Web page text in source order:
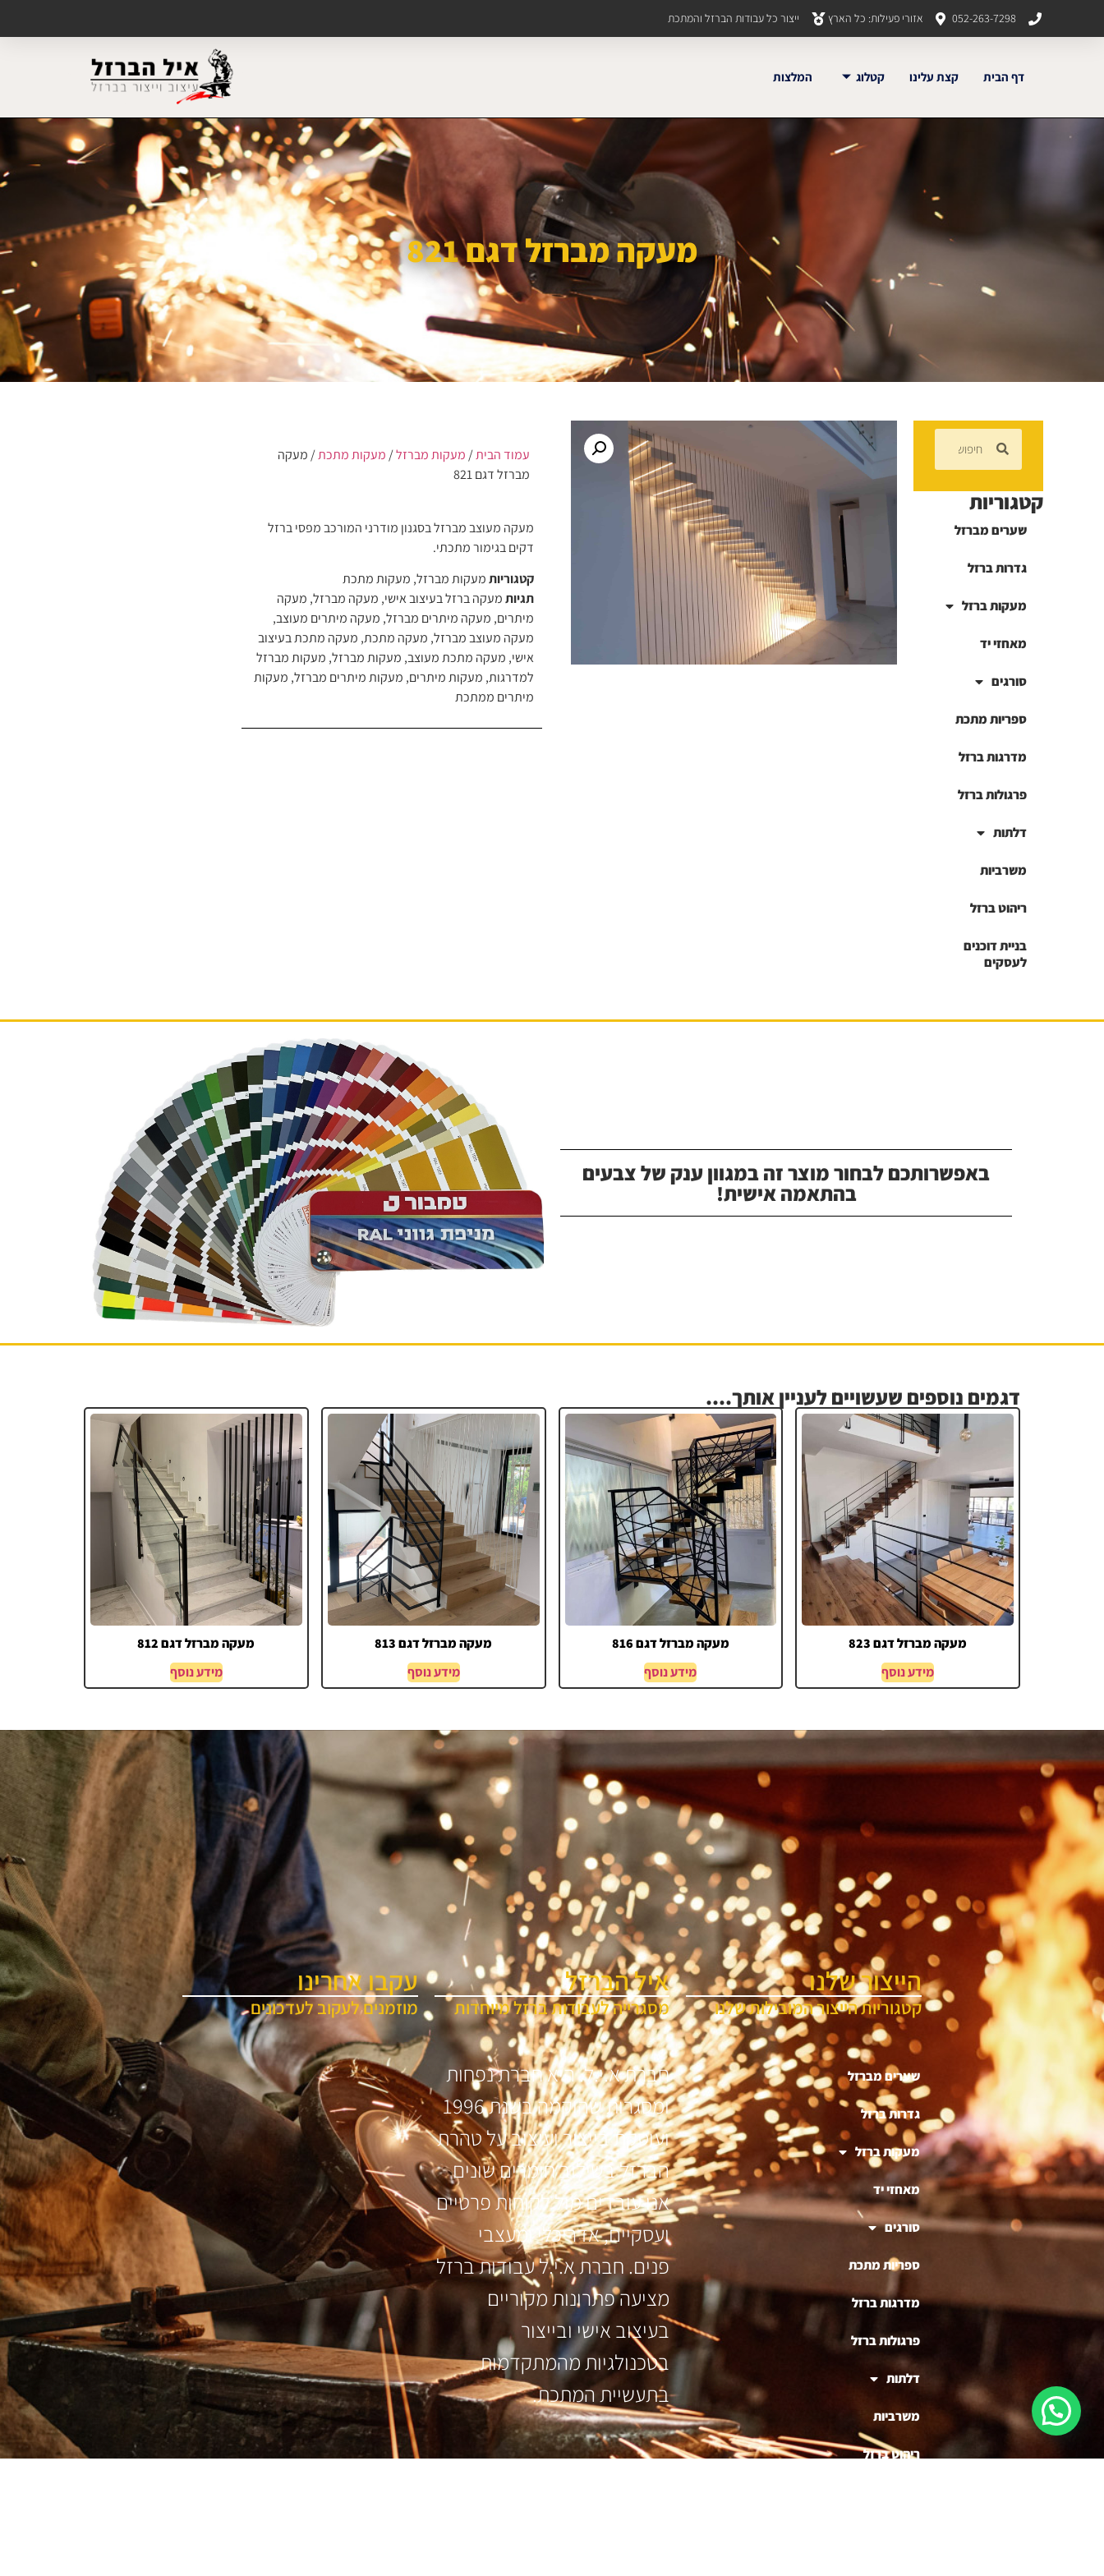
052-263-7298 אזורי פעילות: כל הארץ ייצור כל עבודות הברזל והמתכת
דף הבית קצת עלינו קטלוג המלצות
מעקה מברזל דגם 821
קטגוריות
שערים מברזל
גדרות ברזל
מעקות ברזל
מאחזי יד
סורגים
ספריות מתכת
מדרגות ברזל
פרגולות ברזל
דלתות
משרביות
ריהוט ברזל
בניית דוכנים
לעסקים
עמוד הבית/ מעקות מברזל/ מעקות מתכת/ מעקה
מברזל דגם 821
מעקה מעוצב מברזל בסגנון מודרני המורכב מפסי ברזל
דקים בגימור מתכתי.
קטגוריות מעקות מברזל, מעקות מתכת
תגיות מעקה ברזל בעיצוב אישי, מעקה מברזל, מעקה
מיתרים, מעקה מיתרים מברזל, מעקה מיתרים מעוצב,
מעקה מעוצב מברזל, מעקה מתכת, מעקה מתכת בעיצוב
אישי, מעקה מתכת מעוצב, מעקות מברזל, מעקות מברזל
למדרגות, מעקות מיתרים, מעקות מיתרים מברזל, מעקות
מיתרים ממתכת
באפשרותכם לבחור מוצר זה במגוון ענק של צבעים
בהתאמה אישית!
דגמים נוספים שעשויים לעניין אותך....
מעקה מברזל דגם 823
מידע נוסף
מעקה מברזל דגם 816
מידע נוסף
מעקה מברזל דגם 813
מידע נוסף
מעקה מברזל דגם 812
מידע נוסף
הייצור שלנו
קטגוריות הייצור המובילות שלנו
שערים מברזל
גדרות ברזל
מעקות ברזל
מאחזי יד
סורגים
ספריות מתכת
מדרגות ברזל
פרגולות ברזל
דלתות
משרביות
ריהוט ברזל
איל הברזל
מסגרייה לעבודות ברזל מיוחדות
חברת א.י.ל. היא חברת נפחות
ומסגרות שהוקמה בשנת 1996
ועוסקת בייצור ועיצוב על טהרת
הברזל בשילוב חומרים שונים
אנו עובדים מול לקוחות פרטיים
ועסקיים, אדריכלי ומעצבי
פנים. חברת א.י.ל עבודות ברזל
מציעה פתרונות מקוריים
בעיצוב אישי ובייצור
בטכנולגיות מהמתקדמות
בתעשיית המתכת.
עקבו אחרינו
מוזמנים לעקוב לעדכונים